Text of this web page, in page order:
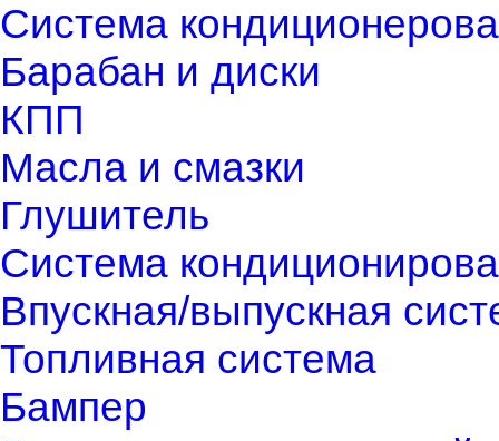
Система
Барабан и диски
КПП
Масла и смазки
Глушитель
Система
Впускная/выпускная
Топливная система
Бампер